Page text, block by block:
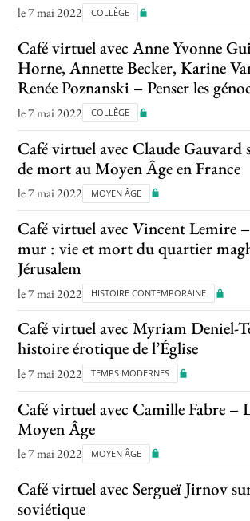
le 7 mai 2022 COLLÈGE
Café virtuel avec Anne Yvonne
Horne, Annette Becker, Karine
Renée Poznanski – Penser les
le 7 mai 2022 COLLÈGE
Café virtuel avec Claude Gauvard
de mort au Moyen Âge en France
le 7 mai 2022 MOYEN ÂGE
Café virtuel avec Vincent Lemire
mur : vie et mort du quartier
Jérusalem
le 7 mai 2022 HISTOIRE CONTEMPORAINE
Café virtuel avec Myriam Deniel-
histoire érotique de l’Église
le 7 mai 2022 TEMPS MODERNES
Café virtuel avec Camille Fabre –
Moyen Âge
le 7 mai 2022 MOYEN ÂGE
Café virtuel avec Sergueï Jirnov
soviétique